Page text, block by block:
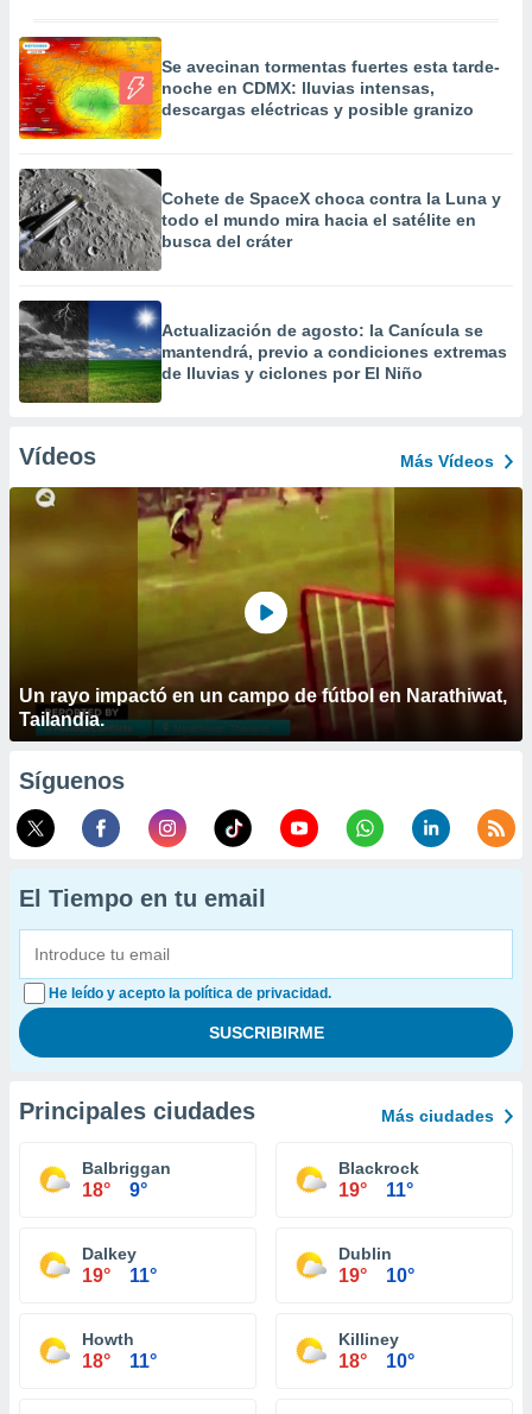
Se avecinan tormentas fuertes esta tarde-
noche en CDMX: lluvias intensas,
descargas eléctricas y posible granizo
Cohete de SpaceX choca contra la Luna y
todo el mundo mira hacia el satélite en
busca del cráter
Actualización de agosto: la Canícula se
mantendrá, previo a condiciones extremas
de lluvias y ciclones por El Niño
Vídeos Más Vídeos
Un rayo impactó en un campo de fútbol en Narathiwat,
Tailandia.
Síguenos
El Tiempo en tu email
He leído y acepto la política de privacidad.
Principales ciudades Más ciudades
Balbriggan
18° 9°
Blackrock
19° 11°
Dalkey
19° 11°
Dublin
19° 10°
Howth
18° 11°
Killiney
18° 10°